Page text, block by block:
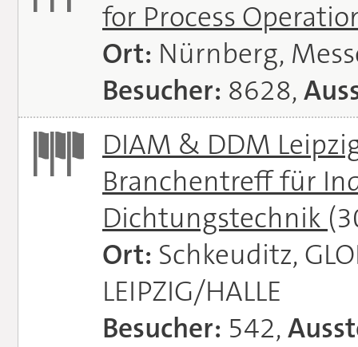
for Process
Ort: Nürnberg,
Besucher: 8628,
DIAM & DDM
Branchentreff für
Dichtungstechnik
Ort: Schkeuditz,
LEIPZIG/HALLE
Besucher: 542,